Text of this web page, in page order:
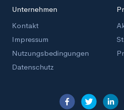
Unternehmen
Kontakt
Impressum
Nutzungsbedingungen
Datenschutz